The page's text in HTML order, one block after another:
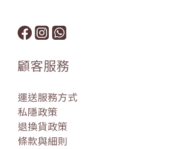
顧客服務
運送服務方式
私隱政策
退換貨政策
條款與細則